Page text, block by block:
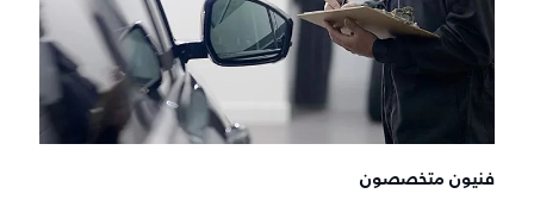
فنيون متخصصون